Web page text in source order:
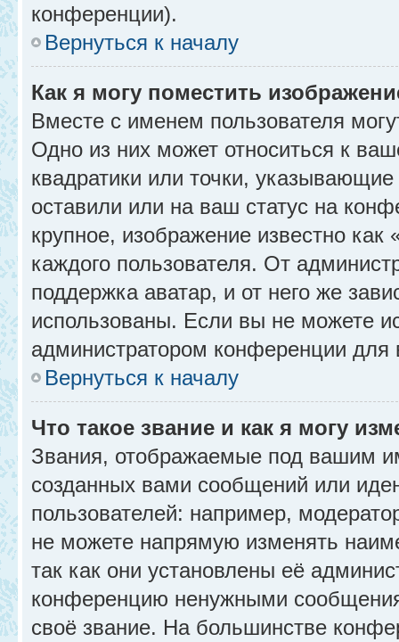
конференции).
Вернуться к началу
Как я могу поместить
Вместе с именем пользователя
Одно из них может относиться к
квадратики или точки,
оставили или на ваш статус на
крупное, изображение известно
каждого пользователя. От
поддержка аватар, и от него же
использованы. Если вы не можете
администратором конференции для
Вернуться к началу
Что такое звание и как я могу
Звания, отображаемые под вашим
созданных вами сообщений или
пользователей: например,
не можете напрямую изменять
так как они установлены её
конференцию ненужными
своё звание. На большинстве